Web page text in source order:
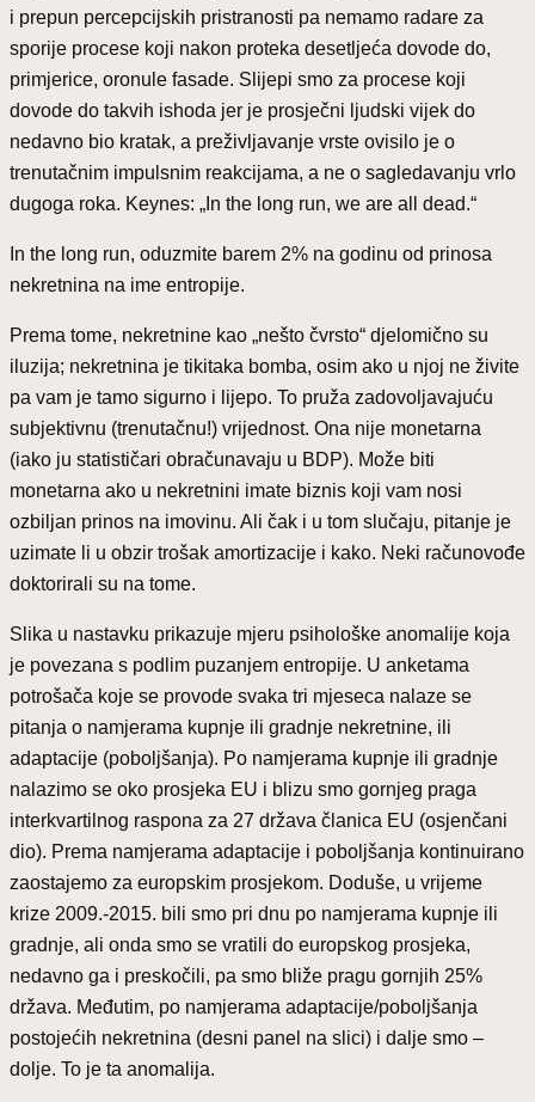
i prepun percepcijskih pristranosti pa nemamo radare za
sporije procese koji nakon proteka desetljeća dovode do,
primjerice, oronule fasade. Slijepi smo za procese koji
dovode do takvih ishoda jer je prosječni ljudski vijek do
nedavno bio kratak, a preživljavanje vrste ovisilo je o
trenutačnim impulsnim reakcijama, a ne o sagledavanju vrlo
dugoga roka. Keynes: „In the long run, we are all dead.“
In the long run, oduzmite barem 2% na godinu od prinosa
nekretnina na ime entropije.
Prema tome, nekretnine kao „nešto čvrsto“ djelomično su
iluzija; nekretnina je tikitaka bomba, osim ako u njoj ne živite
pa vam je tamo sigurno i lijepo. To pruža zadovoljavajuću
subjektivnu (trenutačnu!) vrijednost. Ona nije monetarna
(iako ju statističari obračunavaju u BDP). Može biti
monetarna ako u nekretnini imate biznis koji vam nosi
ozbiljan prinos na imovinu. Ali čak i u tom slučaju, pitanje je
uzimate li u obzir trošak amortizacije i kako. Neki računovođe
doktorirali su na tome.
Slika u nastavku prikazuje mjeru psihološke anomalije koja
je povezana s podlim puzanjem entropije. U anketama
potrošača koje se provode svaka tri mjeseca nalaze se
pitanja o namjerama kupnje ili gradnje nekretnine, ili
adaptacije (poboljšanja). Po namjerama kupnje ili gradnje
nalazimo se oko prosjeka EU i blizu smo gornjeg praga
interkvartilnog raspona za 27 država članica EU (osjenčani
dio). Prema namjerama adaptacije i poboljšanja kontinuirano
zaostajemo za europskim prosjekom. Doduše, u vrijeme
krize 2009.-2015. bili smo pri dnu po namjerama kupnje ili
gradnje, ali onda smo se vratili do europskog prosjeka,
nedavno ga i preskočili, pa smo bliže pragu gornjih 25%
država. Međutim, po namjerama adaptacije/poboljšanja
postojećih nekretnina (desni panel na slici) i dalje smo –
dolje. To je ta anomalija.